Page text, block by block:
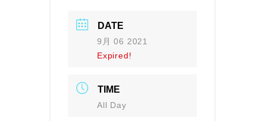
DATE
9月 06 2021
Expired!
TIME
All Day